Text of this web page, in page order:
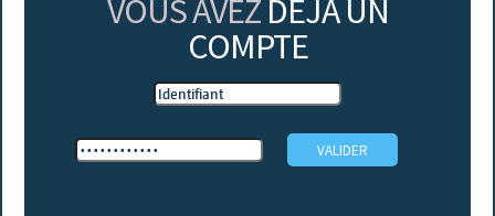
VOUS AVEZ DÉJÀ UN
COMPTE